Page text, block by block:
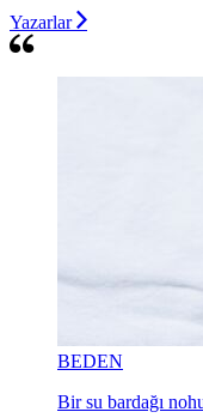
Yazarlar
BEDEN
Bir su bardağı